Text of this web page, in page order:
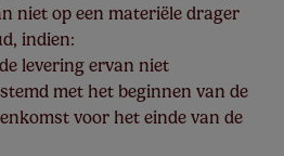
niet op een materiële drager
indien:
levering ervan niet
met het beginnen van de
voor het einde van de